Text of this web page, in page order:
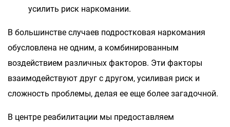
усилить риск наркомании.
В большинстве случаев подростковая наркомания
обусловлена не одним, а комбинированным
воздействием различных факторов. Эти факторы
взаимодействуют друг с другом, усиливая риск и
сложность проблемы, делая ее еще более загадочной.
В центре реабилитации мы предоставляем